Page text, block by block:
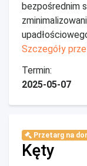
bezpośrednim
Szczegóły
Termin:
2025-05-07
Przetarg na
Kęty